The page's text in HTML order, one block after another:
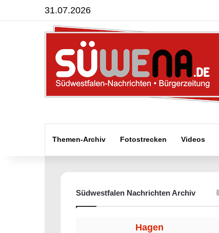
31.07.2026
Themen-Archiv Fotostrecken Videos
Südwestfalen Nachrichten Archiv
Hagen